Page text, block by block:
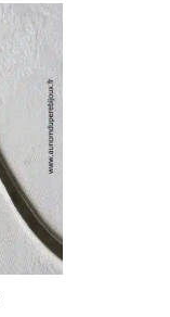
45,00 €
à
88,00 €